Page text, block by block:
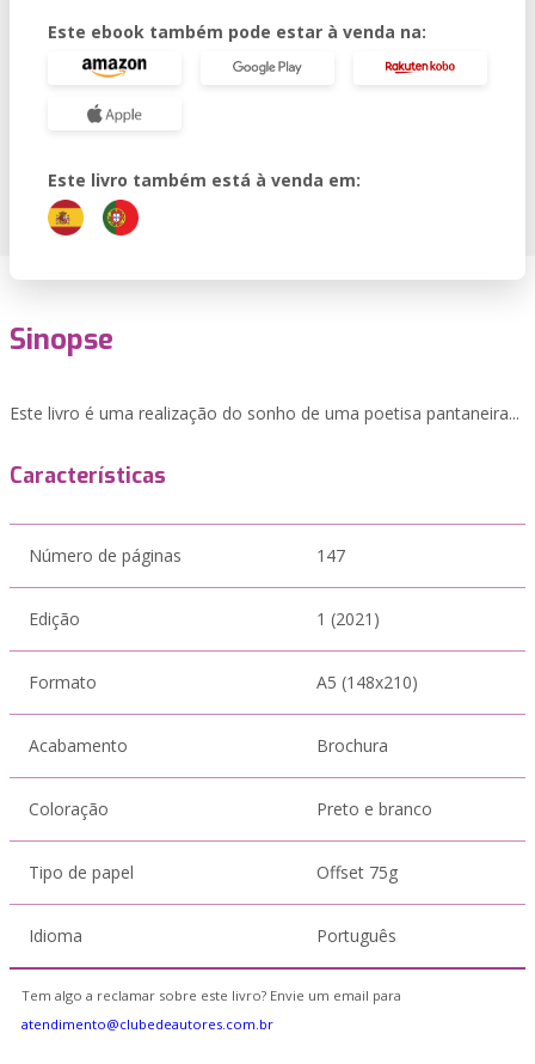
Este ebook também pode estar à venda na:
Este livro também está à venda em:
Sinopse
Este livro é uma realização do sonho de uma poetisa pantaneira...
Características
Número de páginas 147
Edição 1 (2021)
Formato A5 (148x210)
Acabamento Brochura
Coloração Preto e branco
Tipo de papel Offset 75g
Idioma Português
Tem algo a reclamar sobre este livro? Envie um email para
atendimento@clubedeautores.com.br